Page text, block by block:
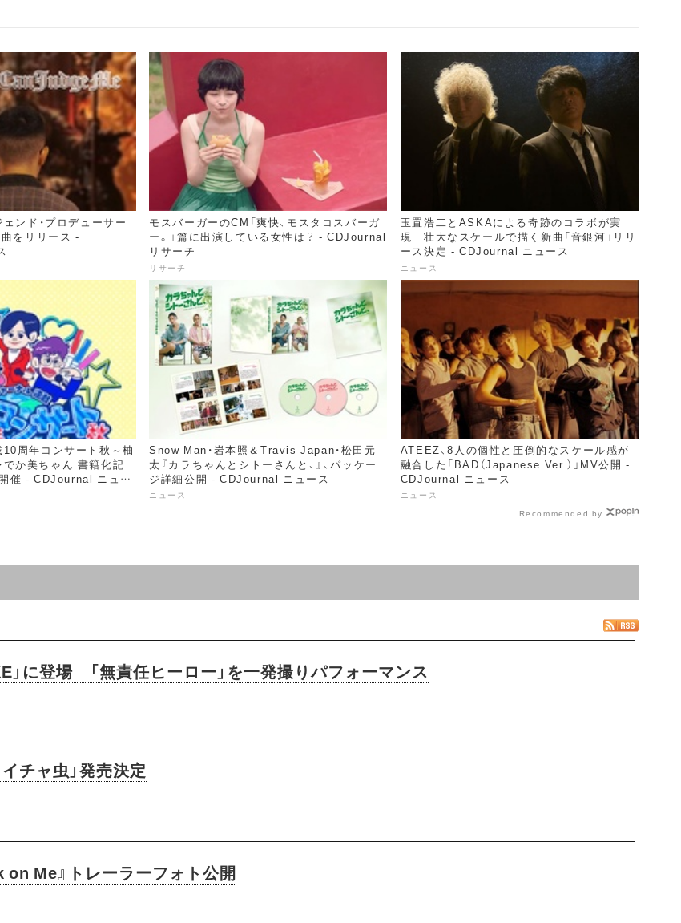
ンド・プロデューサー
をリリース -
モスバーガーのCM「爽快、モスタコスバーガ
ー。」篇に出演している女性は？ - CDJournal
リサーチ
リサーチ
玉置浩二とASKAによる奇跡のコラボが実
現 壮大なスケールで描く新曲「音銀河」リリ
ース決定 - CDJournal ニュース
ニュース
10周年コンサート秋～柚
でか美ちゃん 書籍化記
催 - CDJournal ニュー
Snow Man・岩本照＆Travis Japan・松田元
太『カラちゃんとシトーさんと、』、パッケー
ジ詳細公開 - CDJournal ニュース
ニュース
ATEEZ、8人の個性と圧倒的なスケール感が
融合した「BAD（Japanese Ver.）」MV公開 -
CDJournal ニュース
ニュース
Recommended by
」に登場 「無責任ヒーロー」を一発撮りパフォーマンス
チャ虫」発売決定
on Me』トレーラーフォト公開